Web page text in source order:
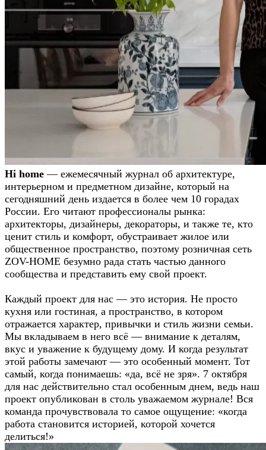
Hi home — ежемесячный журнал об архитектуре,
интерьерном и предметном дизайне, который на
сегодняшний день издается в более чем 10 горадах
России. Его читают профессионалы рынка:
архитекторы, дизайнеры, декораторы, и также те, кто
ценит стиль и комфорт, обустраивает жилое или
общественное пространство, поэтому розничная сеть
ZOV-HOME безумно рада стать частью данного
сообщества и представить ему свой проект.
Каждый проект для нас — это история. Не просто
кухня или гостиная, а пространство, в котором
отражается характер, привычки и стиль жизни семьи.
Мы вкладываем в него всё — внимание к деталям,
вкус и уважение к будущему дому. И когда результат
этой работы замечают — это особенный момент. Тот
самый, когда понимаешь: «да, всё не зря». 7 октября
для нас действительно стал особенным днем, ведь наш
проект опубликован в столь уважаемом журнале! Вся
команда прочувствовала то самое ощущение: «когда
работа становится историей, которой хочется
делиться!»